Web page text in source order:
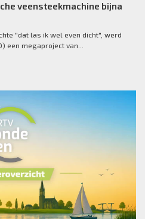
veensteekmachine bijna
"dat las ik wel even dicht", werd
een megaproject van...